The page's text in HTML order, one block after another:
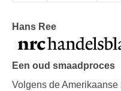
Hans Ree
Een oud smaadproces
Volgens de